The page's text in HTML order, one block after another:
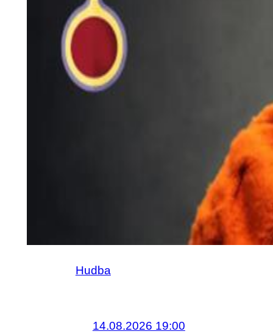
Hudba
14.08.2026 19:00